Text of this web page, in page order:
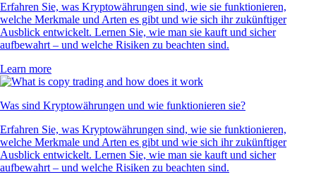
Erfahren Sie, was Kryptowährungen sind, wie sie funktionieren,
welche Merkmale und Arten es gibt und wie sich ihr zukünftiger
Ausblick entwickelt. Lernen Sie, wie man sie kauft und sicher
aufbewahrt – und welche Risiken zu beachten sind.
Learn more
Was sind Kryptowährungen und wie funktionieren sie?
Erfahren Sie, was Kryptowährungen sind, wie sie funktionieren,
welche Merkmale und Arten es gibt und wie sich ihr zukünftiger
Ausblick entwickelt. Lernen Sie, wie man sie kauft und sicher
aufbewahrt – und welche Risiken zu beachten sind.